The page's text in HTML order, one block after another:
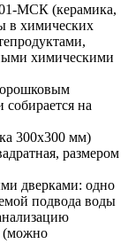
МСК (керамика,
в химических
химическими
на
300х300 мм)
размером
дверками: одно
подвода воды
(можно